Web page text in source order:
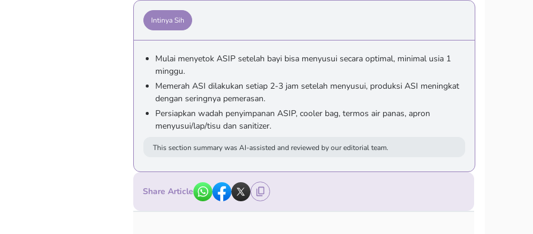
Intinya Sih
Mulai menyetok ASIP setelah bayi bisa menyusui secara optimal, minimal usia 1
minggu.
Memerah ASI dilakukan setiap 2-3 jam setelah menyusui, produksi ASI meningkat
dengan seringnya pemerasan.
Persiapkan wadah penyimpanan ASIP, cooler bag, termos air panas, apron
menyusui/lap/tisu dan sanitizer.
This section summary was AI-assisted and reviewed by our editorial team.
Share Article